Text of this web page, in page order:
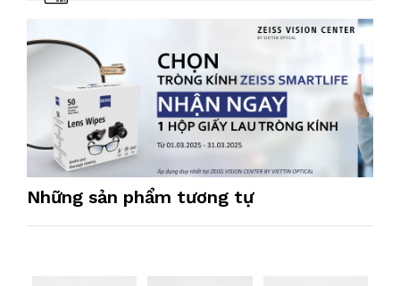
Những sản phẩm tương tự